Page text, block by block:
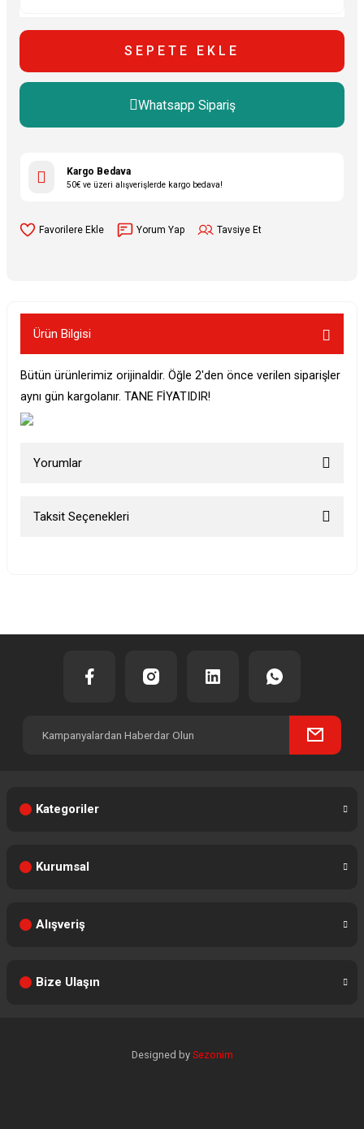
SEPETE EKLE
Whatsapp Sipariş
Kargo Bedava
50€ ve üzeri alışverişlerde kargo bedava!
Yorum Yap Tavsiye Et
Ürün Bilgisi
Bütün ürünlerimiz orijinaldir. Öğle 2'den önce verilen siparişler
aynı gün kargolanır. TANE FİYATIDIR!
Yorumlar
Taksit Seçenekleri
Kategoriler
Kurumsal
Alışveriş
Bize Ulaşın
Designed by Sezonim